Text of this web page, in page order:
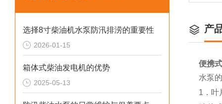
选择8寸柴油机水泵防汛排涝的重要性
2026-01-15
箱体式柴油发电机的优势
2025-05-13
产
便携
水泵
1．叶